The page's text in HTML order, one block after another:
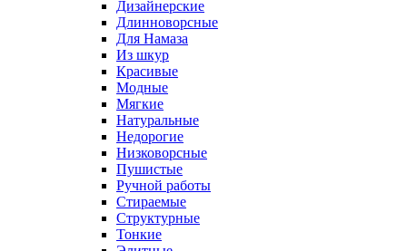
Дизайнерские
Длинноворсные
Для Намаза
Из шкур
Красивые
Модные
Мягкие
Натуральные
Недорогие
Низковорсные
Пушистые
Ручной работы
Стираемые
Структурные
Тонкие